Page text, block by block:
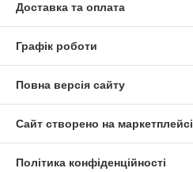
Доставка та оплата
Графік роботи
Повна версія сайту
Сайт створено на маркетплейсі
Політика конфіденційності